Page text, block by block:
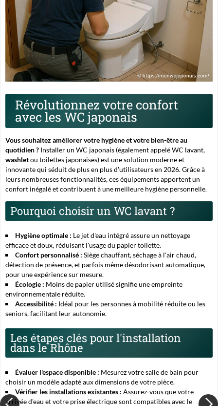
Révolutionnez votre confort
avec les WC japonais
Vous souhaitez améliorer votre hygiène et votre bien-être au
quotidien ? Installer un WC japonais (également appeléWC lavant,
washletou toilettes japonaises) est une solution moderne et
innovante qui séduit de plus en plus d'utilisateurs en 2026. Grâce à
leurs nombreuses fonctionnalités, ces équipements apportent un
confort inégalé et contribuent à une meilleure hygiène personnelle.
Pourquoi choisir un WC lavant ?
Hygiène optimale : Le jet d'eau intégré assure un nettoyage
efficace et doux, réduisant l'usage du papier toilette.
Confort personnalisé : Siège chauffant, séchage à l'air chaud,
détection de présence, et parfois même désodorisant automatique,
pour une expérience sur mesure.
Écologie : Moins de papier utilisé signifie une empreinte
environnementale réduite.
Accessibilité : Idéal pour les personnes à mobilité réduite ou les
seniors, facilitant leur autonomie.
Les étapes clés pour l'installation
dans le Rhône
Évaluer l'espace disponible : Mesurez votre salle de bain pour
choisir un modèle adapté aux dimensions de votre pièce.
Vérifier les installations existantes : Assurez-vous que votre
arrivée d'eau et votre prise électrique sont compatibles avec le